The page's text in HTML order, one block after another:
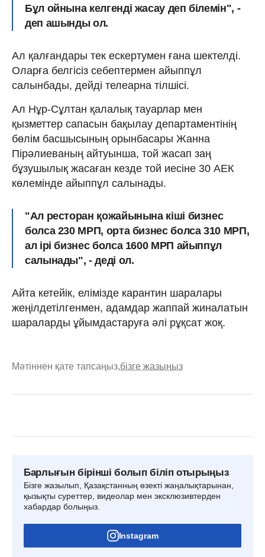
Бұл ойнына келгенді жасау деп білемін", -
деп ашынды ол.
Ал қалғандары тек ескертумен ғана шектелді.
Оларға белгісіз себептермен айыппұл
салынбады, дейді телеарна тілшісі.
Ал Нұр-Сұлтан қалалық тауарлар мен
қызметтер сапасын бақылау департаментінің
бөлім басшысының орынбасары Жанна
Пірәлиеваның айтуынша, той жасап заң
бұзушылық жасаған кезде той иесіне 30 АЕК
көлемінде айыппұл салынады.
"Ал ресторан қожайынына кіші бизнес
болса 230 МРП, орта бизнес болса 310 МРП,
ал ірі бизнес болса 1600 МРП айыппұл
салынады", - деді ол.
Айта кетейік, елімізде карантин шаралары
жеңілдетілгенмен, адамдар жаппай жиналатын
шараларды ұйымдастаруға әлі рұқсат жоқ.
Мәтіннен қате тапсаңыз,бізге жазыңыз
Барлығын бірінші болып біліп отырыңыз
Бізге жазылып, Қазақстанның өзекті жаңалықтарынан,
қызықты суреттер, видеолар мен эксклюзивтерден
хабардар болыңыз.
Instagram